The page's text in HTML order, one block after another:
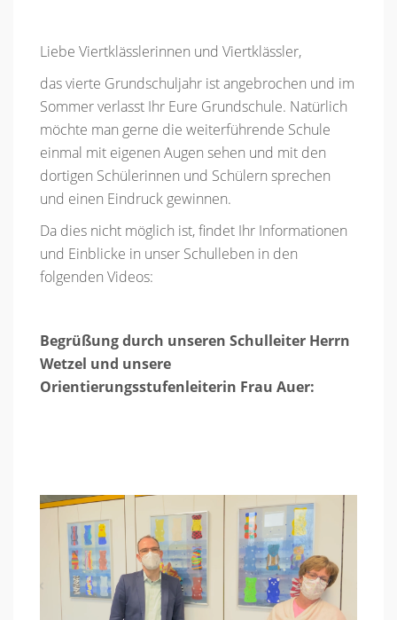
Liebe Viertklässlerinnen und Viertklässler,
das vierte Grundschuljahr ist angebrochen und im
Sommer verlasst Ihr Eure Grundschule. Natürlich
möchte man gerne die weiterführende Schule
einmal mit eigenen Augen sehen und mit den
dortigen Schülerinnen und Schülern sprechen
und einen Eindruck gewinnen.
Da dies nicht möglich ist, findet Ihr Informationen
und Einblicke in unser Schulleben in den
folgenden Videos:
Begrüßung durch unseren Schulleiter Herrn
Wetzel und unsere
Orientierungsstufenleiterin Frau Auer: